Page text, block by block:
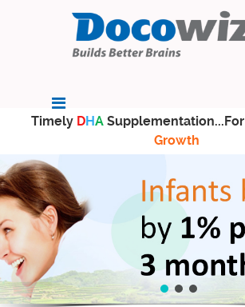
Timely DHA Supplementation...For
Growth